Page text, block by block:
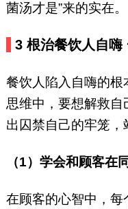
菌汤才是”来的实在。
3根治餐饮人自嗨
餐饮人陷入自嗨的
思维中，要想解救
出囚禁自己的牢笼，
（1）学会和顾客在
在顾客的心智中，